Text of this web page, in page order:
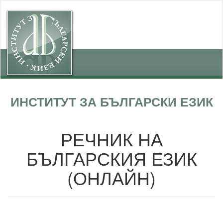
ИНСТИТУТ ЗА БЪЛГАРСКИ ЕЗИК
РЕЧНИК НА
БЪЛГАРСКИЯ ЕЗИК
(ОНЛАЙН)